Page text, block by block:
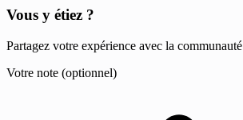
Vous y étiez ?
Partagez votre expérience avec la communauté
Votre note (optionnel)